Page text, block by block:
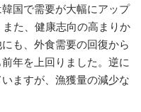
国で需要が大幅にアップ
た、健康志向の高まりか
も、外食需要の回復から
年を上回りました。逆に
ますが、漁獲量の減少な